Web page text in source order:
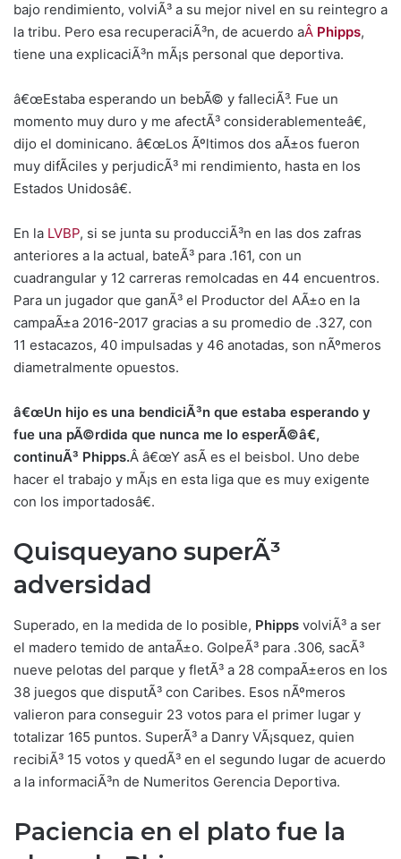
bajo rendimiento, volviÃ³ a su mejor nivel en su reintegro a
la tribu. Pero esa recuperaciÃ³n, de acuerdo aÂ Phipps,
tiene una explicaciÃ³n mÃ¡s personal que deportiva.
â€œEstaba esperando un bebÃ© y falleciÃ³. Fue un
momento muy duro y me afectÃ³ considerablementeâ€,
dijo el dominicano. â€œLos Ãºltimos dos aÃ±os fueron
muy difÃ­ciles y perjudicÃ³ mi rendimiento, hasta en los
Estados Unidosâ€.
En la LVBP, si se junta su producciÃ³n en las dos zafras
anteriores a la actual, bateÃ³ para .161, con un
cuadrangular y 12 carreras remolcadas en 44 encuentros.
Para un jugador que ganÃ³ el Productor del AÃ±o en la
campaÃ±a 2016-2017 gracias a su promedio de .327, con
11 estacazos, 40 impulsadas y 46 anotadas, son nÃºmeros
diametralmente opuestos.
â€œUn hijo es una bendiciÃ³n que estaba esperando y
fue una pÃ©rdida que nunca me lo esperÃ©â€,
continuÃ³ Phipps.Â â€œY asÃ­ es el beisbol. Uno debe
hacer el trabajo y mÃ¡s en esta liga que es muy exigente
con los importadosâ€.
Quisqueyano superÃ³
adversidad
Superado, en la medida de lo posible, Phipps volviÃ³ a ser
el madero temido de antaÃ±o. GolpeÃ³ para .306, sacÃ³
nueve pelotas del parque y fletÃ³ a 28 compaÃ±eros en los
38 juegos que disputÃ³ con Caribes. Esos nÃºmeros
valieron para conseguir 23 votos para el primer lugar y
totalizar 165 puntos. SuperÃ³ a Danry VÃ¡squez, quien
recibiÃ³ 15 votos y quedÃ³ en el segundo lugar de acuerdo
a la informaciÃ³n de Numeritos Gerencia Deportiva.
Paciencia en el plato fue la